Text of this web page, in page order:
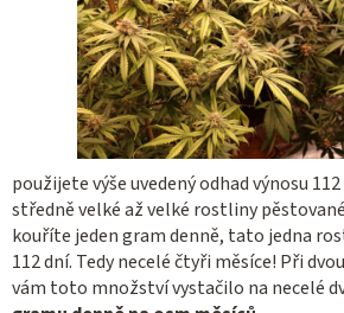
použijete výše uvedený odhad výnosu
středně velké až velké rostliny
kouříte jeden gram denně, tato jedna
112 dní. Tedy necelé čtyři měsíce! Při
vám toto množství vystačilo na necelé